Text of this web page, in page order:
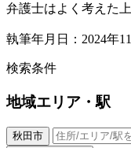
弁護士はよく考えた
執筆年月日：2024年
検索条件
地域エリア・駅
秋田市